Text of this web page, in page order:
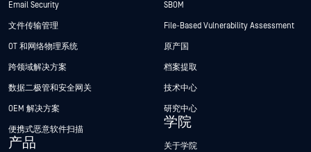
Email Security
文件传输管理
OT 和网络物理系统
跨领域解决方案
数据二极管和安全网关
OEM 解决方案
便携式恶意软件扫描
产品
SBOM
File-Based Vulnerability Assessment
原产国
档案提取
技术中心
研究中心
学院
关于学院